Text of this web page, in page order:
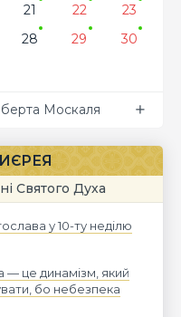
21 22
23
28 29
30
Москаля
Святого Духа
у 10-ту неділю
— це динамізм, який
бо небезпека